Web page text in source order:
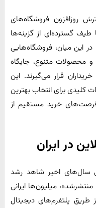
روزافزون فروشگاه‌های
طیف گسترده‌ای از گزینه‌ها
در این میان، فروشگاه‌هایی
و محصولات متنوع، جایگاه
قرار می‌گیرند. این
کلیدی برای انتخاب بهترین
فرصت‌های خرید مستقیم از
در ایران
سال‌های اخیر شاهد رشد
میلیون‌ها ایرانی
طریق پلتفرم‌های دیجیتال